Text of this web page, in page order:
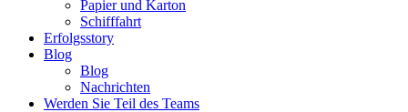
Papier und Karton
Schifffahrt
Erfolgsstory
Blog
Blog
Nachrichten
Werden Sie Teil des Teams